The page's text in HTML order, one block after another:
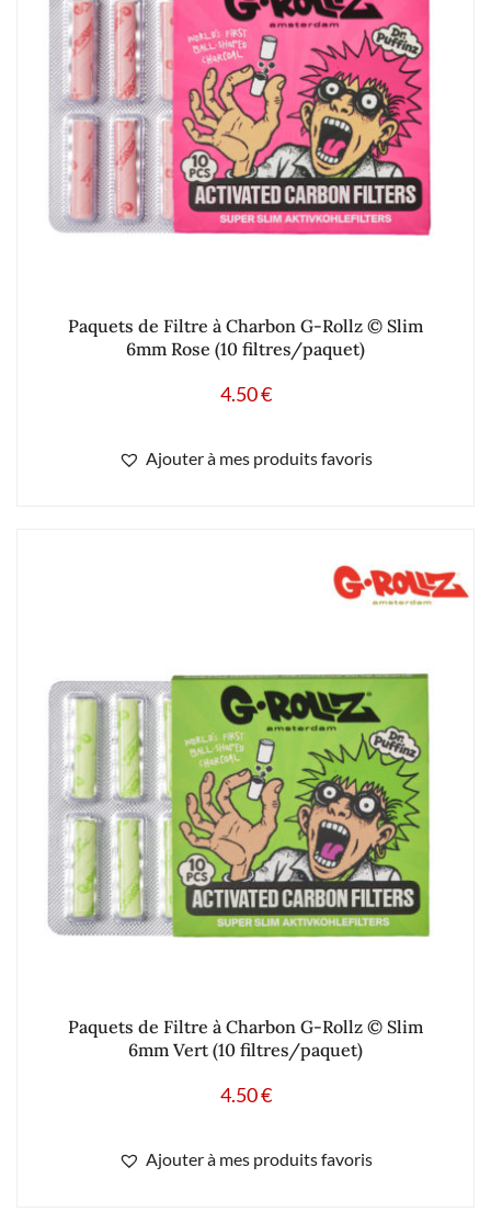
Paquets de Filtre à Charbon G-Rollz © Slim
6mm Rose (10 filtres/paquet)
4.50€
Ajouter à mes produits favoris
Paquets de Filtre à Charbon G-Rollz © Slim
6mm Vert (10 filtres/paquet)
4.50€
Ajouter à mes produits favoris